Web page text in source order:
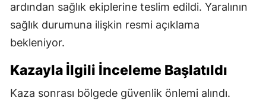
ardından sağlık ekiplerine teslim edildi. Yaralının
sağlık durumuna ilişkin resmi açıklama
bekleniyor.
Kazayla İlgili İnceleme Başlatıldı
Kaza sonrası bölgede güvenlik önlemi alındı.